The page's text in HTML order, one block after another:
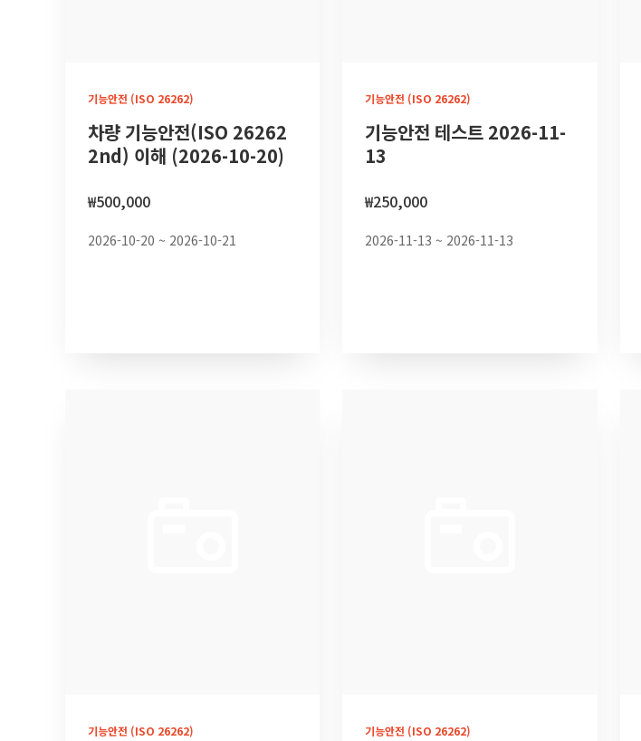
차량 기능안전(ISO 26262
2nd) 이해 (2026-10-20)
₩500,000
기능안전 (ISO 26262)
2026-10-20 ~ 2026-10-21
기능안전 테스트 2026-11-
13
₩250,000
기능안전 (ISO 26262)
2026-11-13 ~ 2026-11-13
기능안전 (ISO 26262) 기능안전 (ISO 26262)